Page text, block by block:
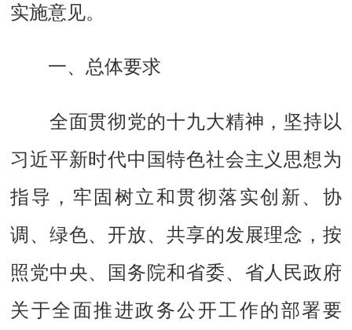
实施意见。
一、总体要求
全面贯彻党的十九大精神，坚持以
习近平新时代中国特色社会主义思想为
指导，牢固树立和贯彻落实创新、协
调、绿色、开放、共享的发展理念，按
照党中央、国务院和省委、省人民政府
关于全面推进政务公开工作的部署要